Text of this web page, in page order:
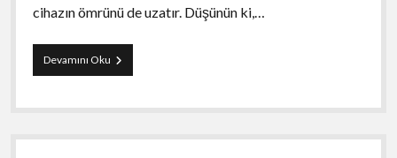
cihazın ömrünü de uzatır. Düşünün ki,…
Devamını OkuPs5
Satisinda
Aksesuarlarin